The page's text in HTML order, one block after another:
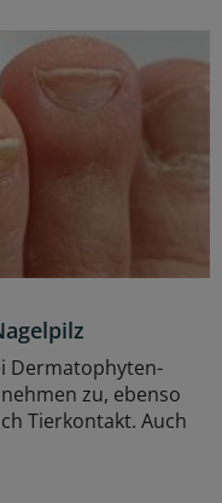
Dermatophyten-
zu, ebenso
Tierkontakt. Auch